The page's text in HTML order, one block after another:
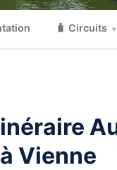
🧳 Circuits ▾
Vienne